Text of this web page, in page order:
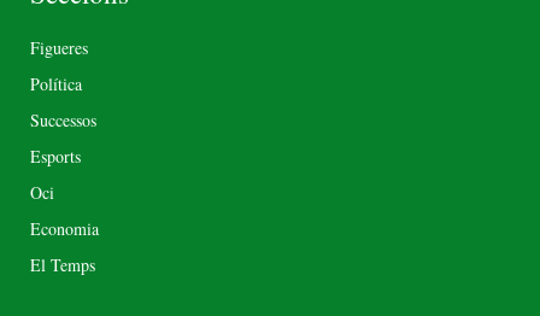
Figueres
Política
Successos
Esports
Oci
Economia
El Temps